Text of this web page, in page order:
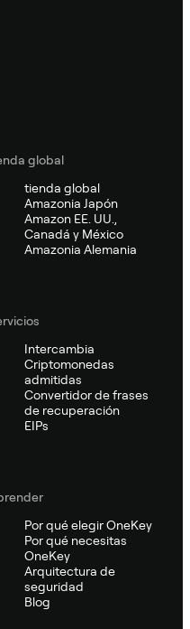
global
tienda global
Amazonia Japón
Amazon EE. UU.,
Canadá y México
Amazonia Alemania
Intercambia
Criptomonedas
admitidas
Convertidor de frases
de recuperación
EIPs
Por qué elegir OneKey
Por qué necesitas
OneKey
Arquitectura de
seguridad
Blog